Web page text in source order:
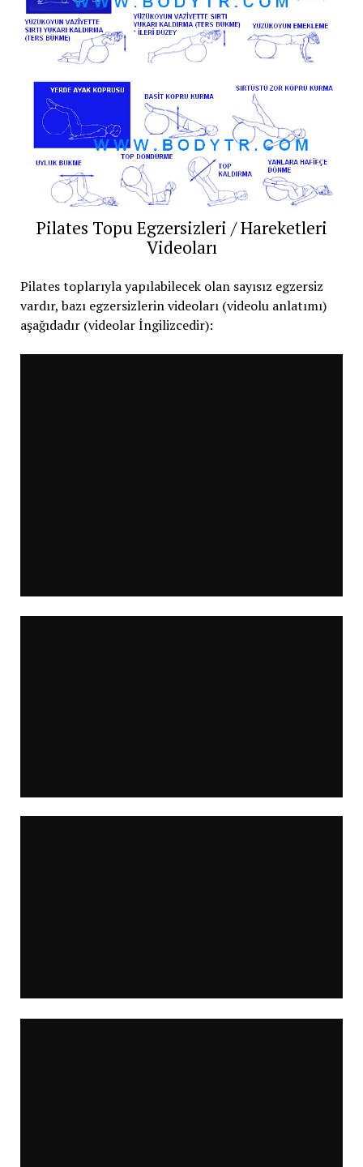
Pilates Topu Egzersizleri / Hareketleri
Videoları
Pilates toplarıyla yapılabilecek olan sayısız egzersiz
vardır, bazı egzersizlerin videoları (videolu anlatımı)
aşağıdadır (videolar İngilizcedir):